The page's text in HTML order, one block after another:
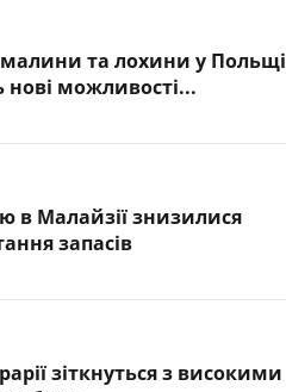
та лохини у Польщі
нові можливості...
в Малайзії знизилися
запасів
зіткнуться з високими